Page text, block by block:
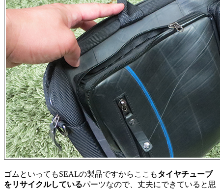
ゴムといってもSEALの製品ですからここもタイヤチューブ
をリサイクルしているパーツなので、丈夫にできていると思